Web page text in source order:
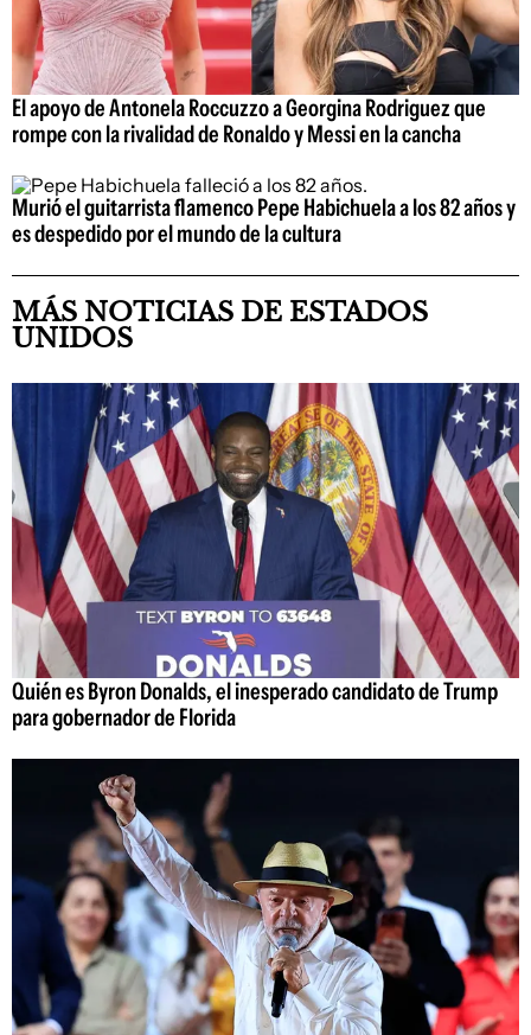
El apoyo de Antonela Roccuzzo a Georgina Rodriguez que
rompe con la rivalidad de Ronaldo y Messi en la cancha
Murió el guitarrista flamenco Pepe Habichuela a los 82 años y
es despedido por el mundo de la cultura
MÁS NOTICIAS DE ESTADOS
UNIDOS
Quién es Byron Donalds, el inesperado candidato de Trump
para gobernador de Florida